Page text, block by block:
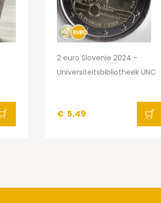
2 euro Slovenie 2024 -
Universiteitsbibliotheek UNC
€ 5,49